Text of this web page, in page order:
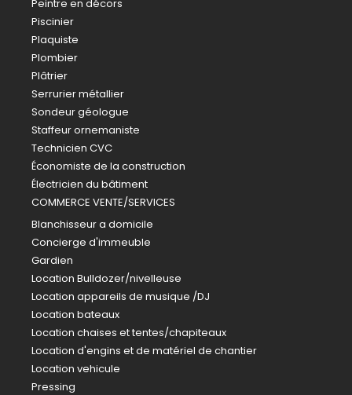
Peintre en décors
Piscinier
Plaquiste
Plombier
Plâtrier
Serrurier métallier
Sondeur géologue
Staffeur ornemaniste
Technicien CVC
Économiste de la construction
Électricien du bâtiment
COMMERCE VENTE/SERVICES
Blanchisseur a domicile
Concierge d'immeuble
Gardien
Location Bulldozer/nivelleuse
Location appareils de musique /DJ
Location bateaux
Location chaises et tentes/chapiteaux
Location d'engins et de matériel de chantier
Location vehicule
Pressing